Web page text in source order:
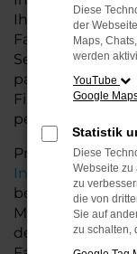
Ihnen neben
Fahrzeugen
Service. Wir
passenden
perfekt zu Ihrem
Profitieren Sie
bei Ihrem
Mit unserer
der
Diese
der
Maps,
werden
YouTube
Google
Statistik
Diese
Webseite zu
zu
die von
Sie auf
zu schalten,